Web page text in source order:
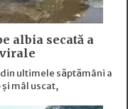
albia secată a
ultimele săptămâni a
mâl uscat,